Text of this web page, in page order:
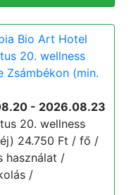
Bio Art Hotel
20. wellness
Zsámbékon (min.
- 2026.08.23
20. wellness
24.750 Ft / fő /
használat /
/